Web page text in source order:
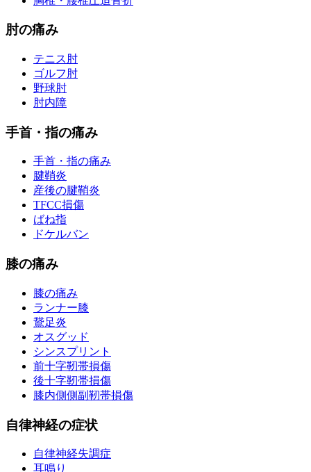
肘の痛み
テニス肘
ゴルフ肘
野球肘
肘内障
手首・指の痛み
手首・指の痛み
腱鞘炎
産後の腱鞘炎
TFCC損傷
ばね指
ドケルバン
膝の痛み
膝の痛み
ランナー膝
鵞足炎
オスグッド
シンスプリント
前十字靭帯損傷
後十字靭帯損傷
膝内側側副靭帯損傷
自律神経の症状
自律神経失調症
耳鳴り